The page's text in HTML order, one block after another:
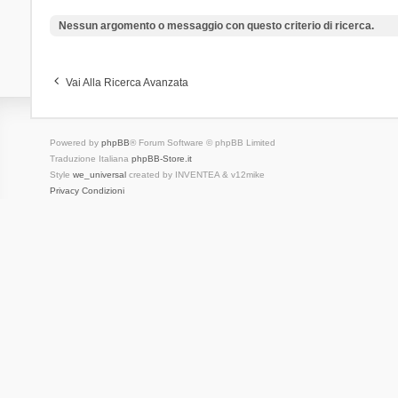
Nessun argomento o messaggio con questo criterio di ricerca.
Vai Alla Ricerca Avanzata
Powered by phpBB® Forum Software © phpBB Limited
Traduzione Italiana phpBB-Store.it
Style we_universalcreated by INVENTEA & v12mike
Privacy Condizioni